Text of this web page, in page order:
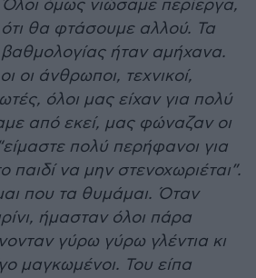
όμως νιώσαμε περίεργα,
ότι θα φτάσουμε αλλού. Τα
ήταν αμήχανα.
οι άνθρωποι, τεχνικοί,
όλοι μας είχαν για πολύ
από εκεί, μας φώναζαν οι
πολύ περήφανοι για
παιδί να μην στενοχωριέται”.
που τα θυμάμαι. Όταν
ήμασταν όλοι πάρα
γύρω γύρω γλέντια κι
μαγκωμένοι. Του είπα